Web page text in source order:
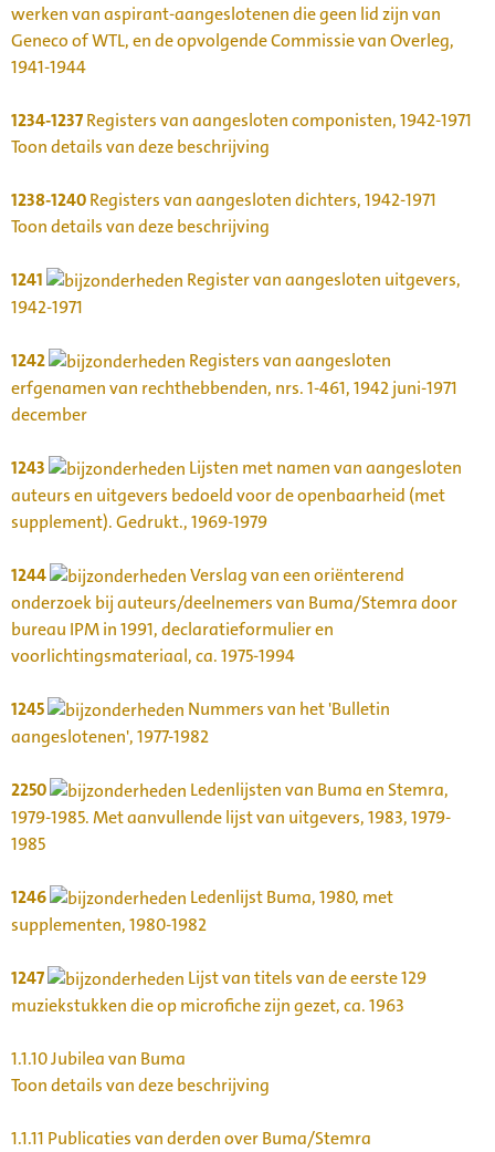
werken van aspirant-aangeslotenen die geen lid zijn van
Geneco of WTL, en de opvolgende Commissie van Overleg,
1941-1944
1234-1237Registers van aangesloten componisten, 1942-1971
Toon details van deze beschrijving
1238-1240Registers van aangesloten dichters, 1942-1971
Toon details van deze beschrijving
1241
Register van aangesloten uitgevers,
1942-1971
1242
Registers van aangesloten
erfgenamen van rechthebbenden, nrs. 1-461, 1942 juni-1971
december
1243
Lijsten met namen van aangesloten
auteurs en uitgevers bedoeld voor de openbaarheid (met
supplement). Gedrukt., 1969-1979
1244
Verslag van een oriënterend
onderzoek bij auteurs/deelnemers van Buma/Stemra door
bureau IPM in 1991, declaratieformulier en
voorlichtingsmateriaal, ca. 1975-1994
1245
Nummers van het 'Bulletin
aangeslotenen', 1977-1982
2250
Ledenlijsten van Buma en Stemra,
1979-1985. Met aanvullende lijst van uitgevers, 1983, 1979-
1985
1246
Ledenlijst Buma, 1980, met
supplementen, 1980-1982
1247
Lijst van titels van de eerste 129
muziekstukken die op microfiche zijn gezet, ca. 1963
1.1.10Jubilea van Buma
Toon details van deze beschrijving
1.1.11 Publicaties van derden over Buma/Stemra